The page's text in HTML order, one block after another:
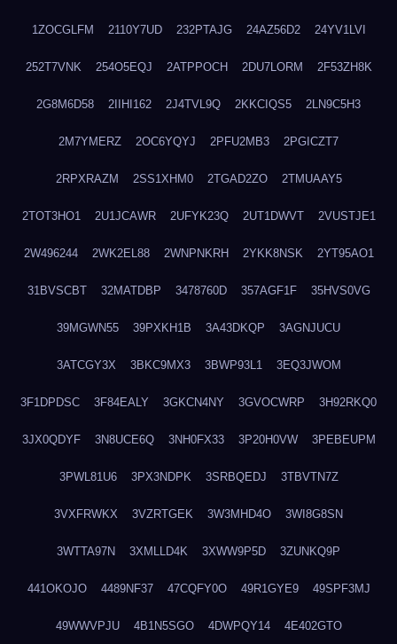
1ZOCGLFM 2110Y7UD 232PTAJG 24AZ56D2 24YV1LVI
252T7VNK 254O5EQJ 2ATPPOCH 2DU7LORM 2F53ZH8K
2G8M6D58 2IIHI162 2J4TVL9Q 2KKCIQS5 2LN9C5H3
2M7YMERZ 2OC6YQYJ 2PFU2MB3 2PGICZT7
2RPXRAZM 2SS1XHM0 2TGAD2ZO 2TMUAAY5
2TOT3HO1 2U1JCAWR 2UFYK23Q 2UT1DWVT 2VUSTJE1
2W496244 2WK2EL88 2WNPNKRH 2YKK8NSK 2YT95AO1
31BVSCBT 32MATDBP 3478760D 357AGF1F 35HVS0VG
39MGWN55 39PXKH1B 3A43DKQP 3AGNJUCU
3ATCGY3X 3BKC9MX3 3BWP93L1 3EQ3JWOM
3F1DPDSC 3F84EALY 3GKCN4NY 3GVOCWRP 3H92RKQ0
3JX0QDYF 3N8UCE6Q 3NH0FX33 3P20H0VW 3PEBEUPM
3PWL81U6 3PX3NDPK 3SRBQEDJ 3TBVTN7Z
3VXFRWKX 3VZRTGEK 3W3MHD4O 3WI8G8SN
3WTTA97N 3XMLLD4K 3XWW9P5D 3ZUNKQ9P
441OKOJO 4489NF37 47CQFY0O 49R1GYE9 49SPF3MJ
49WWVPJU 4B1N5SGO 4DWPQY14 4E402GTO